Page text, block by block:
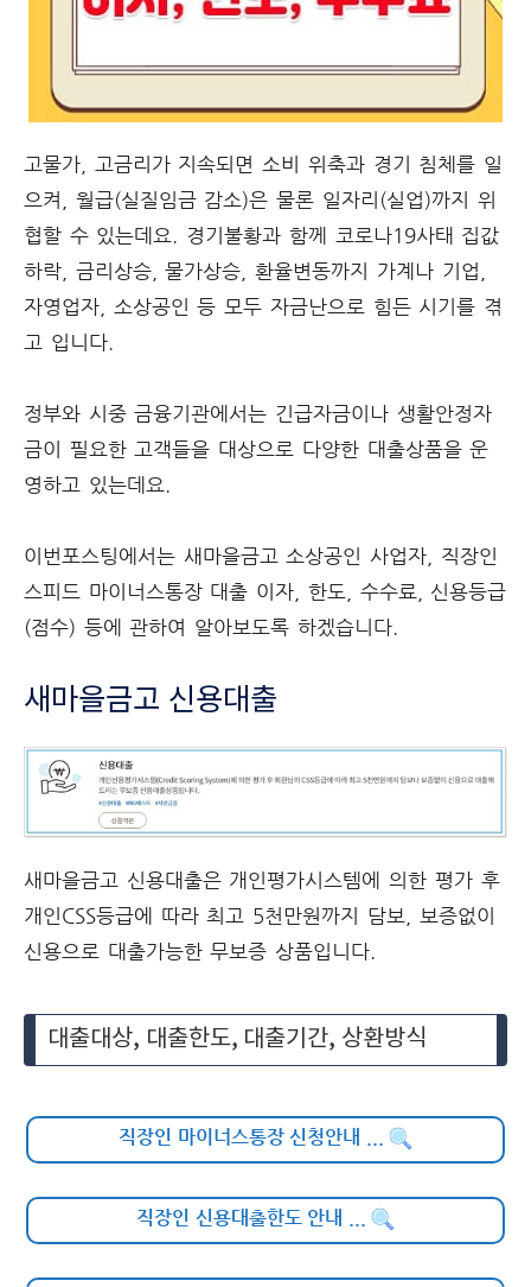
고물가, 고금리가 지속되면 소비 위축과 경기 침체를 일
으켜, 월급(실질임금 감소)은 물론 일자리(실업)까지 위
협할 수 있는데요. 경기불황과 함께 코로나19사태 집값
하락, 금리상승, 물가상승, 환율변동까지 가계나 기업,
자영업자, 소상공인 등 모두 자금난으로 힘든 시기를 겪
고 입니다.
정부와 시중 금융기관에서는 긴급자금이나 생활안정자
금이 필요한 고객들을 대상으로 다양한 대출상품을 운
영하고 있는데요.
이번포스팅에서는 새마을금고 소상공인 사업자, 직장인
스피드 마이너스통장 대출 이자, 한도, 수수료, 신용등급
(점수) 등에 관하여 알아보도록 하겠습니다.
새마을금고 신용대출
새마을금고 신용대출은 개인평가시스템에 의한 평가 후
개인CSS등급에 따라 최고 5천만원까지 담보, 보증없이
신용으로 대출가능한 무보증 상품입니다.
대출대상, 대출한도, 대출기간, 상환방식
직장인 마이너스통장 신청안내
직장인 신용대출한도 안내